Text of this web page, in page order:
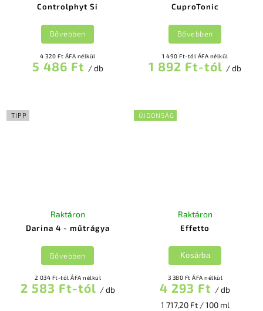
Controlphyt Si
4 320 Ft ÁFA nélkül
5 486 Ft / db
Bővebben
CuproTonic
1 490 Ft-tól ÁFA nélkül
1 892 Ft-tól / db
Bővebben
TIPP
Darina 4 - műtrágya
Raktáron
2 034 Ft-tól ÁFA nélkül
2 583 Ft-tól / db
Bővebben
ÚJDONSÁG
Effetto
Raktáron
3 380 Ft ÁFA nélkül
4 293 Ft / db
1 717,20 Ft / 100 ml
Kosárba